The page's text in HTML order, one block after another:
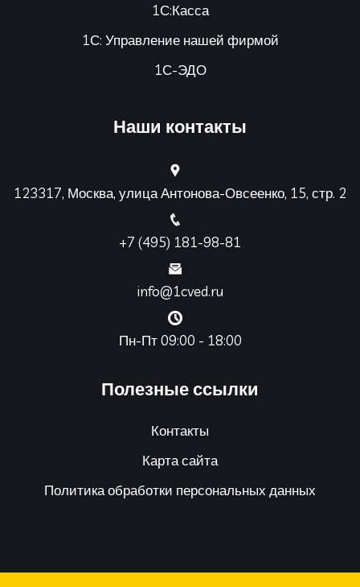
1С:Касса
1С: Управление нашей фирмой
1С-ЭДО
Наши контакты
123317, Москва, улица Антонова-Овсеенко, 15, стр. 2
+7 (495) 181-98-81
info@1cved.ru
Пн-Пт 09:00 - 18:00
Полезные ссылки
Контакты
Карта сайта
Политика обработки персональных данных